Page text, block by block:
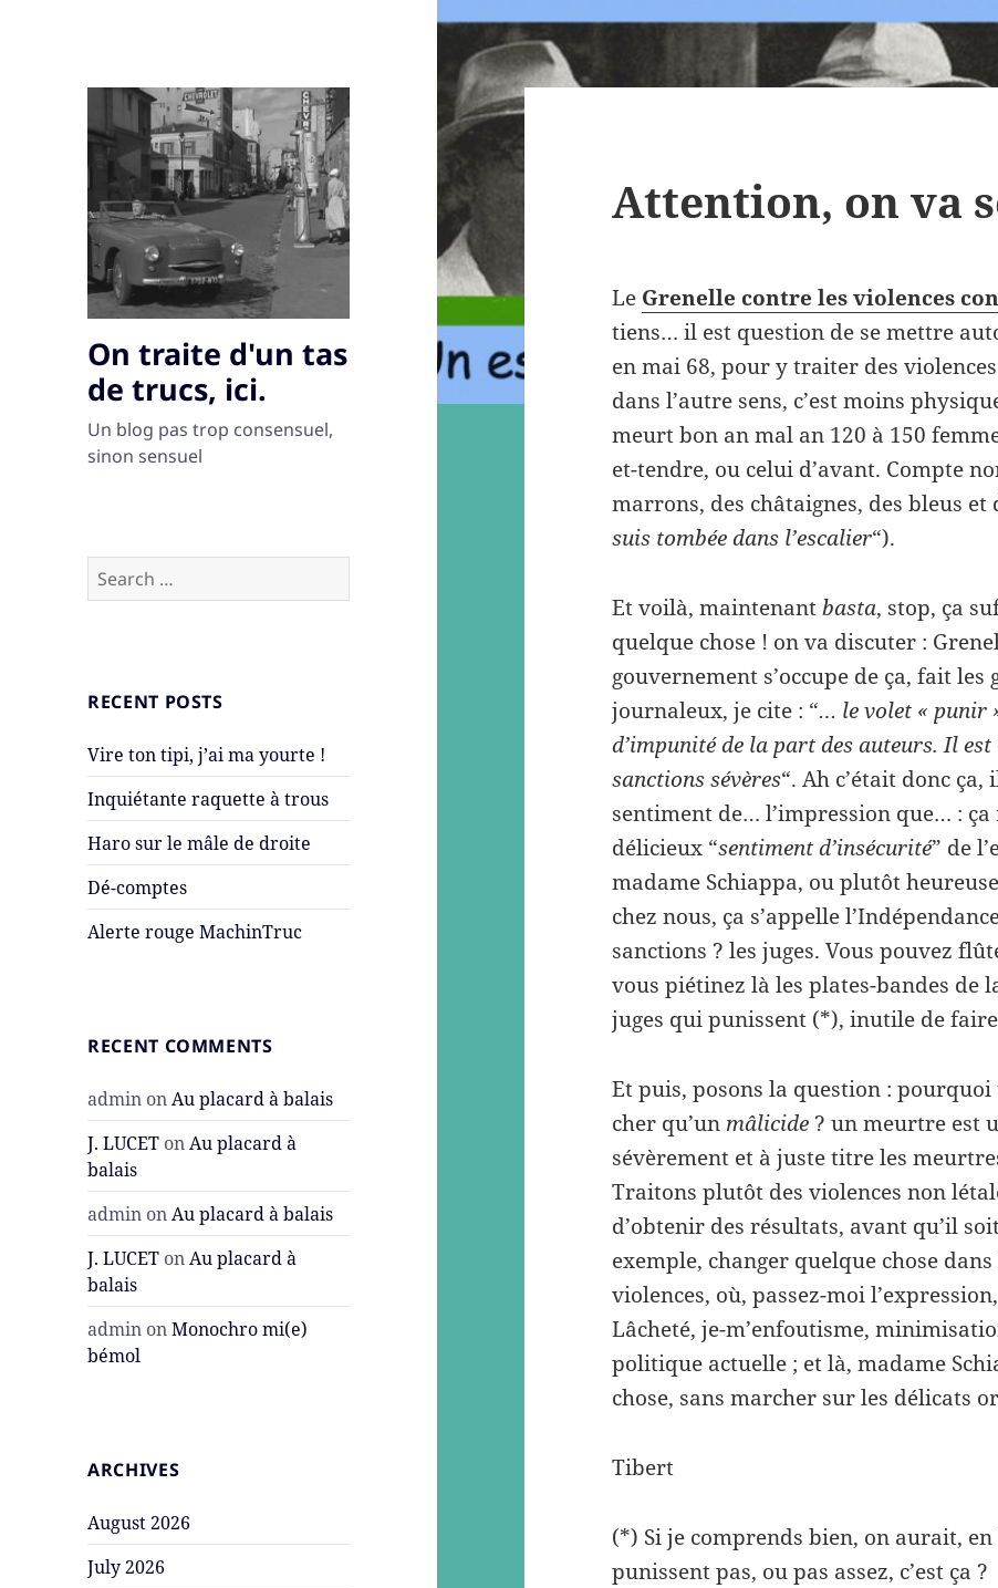
On traite d'un tas
de trucs, ici.
Un blog pas trop consensuel,
sinon sensuel
Search
for:
RECENT POSTS
Vire ton tipi, j’ai ma yourte !
Inquiétante raquette à trous
Haro sur le mâle de droite
Dé-comptes
Alerte rouge MachinTruc
RECENT COMMENTS
admin onAu placard à balais
J. LUCET onAu placard à
balais
admin onAu placard à balais
J. LUCET onAu placard à
balais
admin onMonochro mi(e)
bémol
ARCHIVES
August 2026
July 2026
Attention, on va
Le Grenelle contre les violences
tiens… il est question de se mettre
en mai 68, pour y traiter des
dans l’autre sens, c’est moins
meurt bon an mal an 120 à 150
et-tendre, ou celui d’avant. Compte
marrons, des châtaignes, des bleus
suis tombée dans l’escalier“).
Et voilà, maintenantbasta, stop, ça
quelque chose ! on va discuter :
gouvernement s’occupe de ça, fait les
journaleux, je cite : “… le volet « punir
d’impunité de la part des auteurs. Il
sanctions sévères“. Ah c’était donc
sentiment de… l’impression que… :
délicieux “sentiment d’insécurité” de
madame Schiappa, ou plutôt
chez nous, ça s’appelle
sanctions ? les juges. Vous pouvez
vous piétinez là les plates-bandes de
juges qui punissent (*), inutile de
Et puis, posons la question :
cher qu’un mâlicide ? un meurtre est
sévèrement et à juste titre les
Traitons plutôt des violences non
d’obtenir des résultats, avant qu’il
exemple, changer quelque chose
violences, où, passez-moi
Lâcheté, je-m’enfoutisme,
politique actuelle ; et là, madame
chose, sans marcher sur les délicats
Tibert
(*) Si je comprends bien, on aurait,
punissent pas, ou pas assez, c’est ça ?